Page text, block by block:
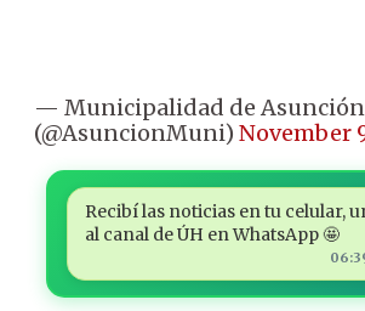
— Municipalidad de Asunción
(@AsuncionMuni) November
Recibí las noticias en tu celular,
al canal de ÚH en WhatsApp 🤩